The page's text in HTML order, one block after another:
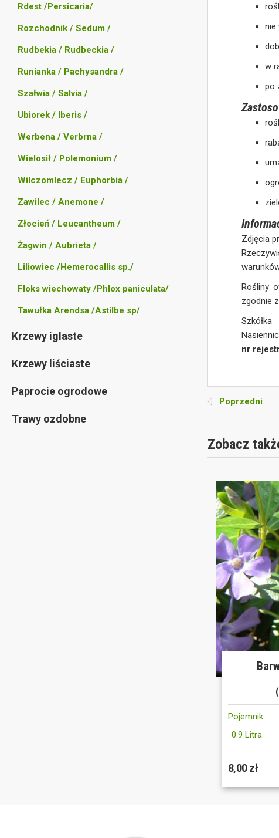
Rdest /Persicaria/
Rozchodnik / Sedum /
Rudbekia / Rudbeckia /
Runianka / Pachysandra /
Szałwia / Salvia /
Ubiorek / Iberis /
Werbena / Verbrna /
Wielosił / Polemonium /
Wilczomlecz / Euphorbia /
Zawilec / Anemone /
Złocień / Leucantheum /
Żagwin / Aubrieta /
Liliowiec /Hemerocallis sp./
Floks wiechowaty /Phlox paniculata/
Tawułka Arendsa /Astilbe sp/
Krzewy iglaste
Krzewy liściaste
Paprocie ogrodowe
Trawy ozdobne
nie
w
po
Zdjęcia
Rośliny
zgodnie
nr
Poprzedni
Zobacz
Pojemnik:
0.9 Litra
8,00 zł